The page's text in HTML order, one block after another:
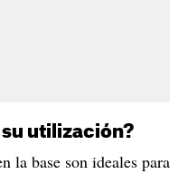
su utilización?
la base son ideales para